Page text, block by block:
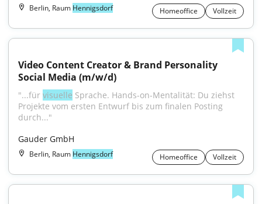
Berlin, Raum Hennigsdorf Homeoffice Vollzeit
Video Content Creator & Brand Personality
Social Media (m/w/d)
"...für visuelle Sprache. Hands-on-Mentalität: Du ziehst
Projekte vom ersten Entwurf bis zum finalen Posting
durch..."
Gauder GmbH
Berlin, Raum Hennigsdorf Homeoffice Vollzeit